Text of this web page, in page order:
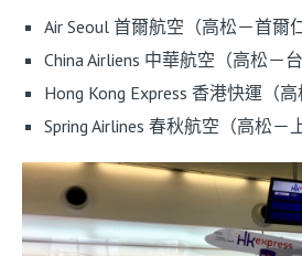
Air Seoul 首爾航空（高松－首爾
China Airliens 中華航空（高松－
Hong Kong Express 香港快運（高
Spring Airlines 春秋航空（高松－